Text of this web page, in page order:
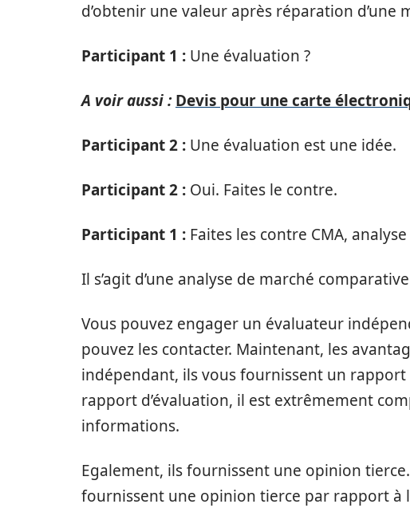
d’obtenir une valeur après réparation d’une
Participant 1 : Une évaluation ?
A voir aussi : Devis pour une carte
Participant 2 : Une évaluation est une idée.
Participant 2 : Oui. Faites le contre.
Participant 1 : Faites les contre CMA,
Il s’agit d’une analyse de marché
Vous pouvez engager un évaluateur
pouvez les contacter. Maintenant, les
indépendant, ils vous fournissent un
rapport d’évaluation, il est extrêmement
informations.
Egalement, ils fournissent une opinion
fournissent une opinion tierce par rapport à